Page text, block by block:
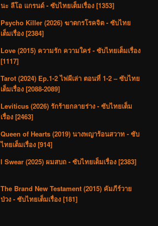
นะ ลีโอ แกรนด์ - ซับไทยเต็มเรื่อง [1353]
Psycho Killer (2026) ฆาตกรโรคจิต - ซับไทย
เต็มเรื่อง [2384]
Love (2015) ความรัก ความใคร่ - ซับไทยเต็มเรื่อง
[1117]
Tarot (2024) Ep.1-2 ไพ่ผีเล่า ตอนที่ 1-2 – ซับไทย
เต็มเรื่อง [2088-2089]
Leviticus (2026) รักร้ายกลายร่าง - ซับไทยเต็ม
เรื่อง [2463]
Queen of Hearts (2019) นางพญาร้อนสวาท - ซับ
ไทยเต็มเรื่อง [914]
I Swear (2025) ผมสบถ - ซับไทยเต็มเรื่อง [2383]
The Brand New Testament (2015) คัมภีร์วาย
ป่วง - ซับไทยเต็มเรื่อง [181]